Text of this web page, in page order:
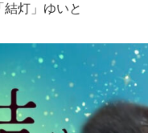
灯」ゆいと